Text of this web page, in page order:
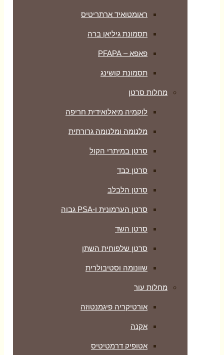
ראומטואיד ארתריטיס
תסמונת גיליאן ברה
פאפא – PFAPA
תסמונת קושינג
מחלות סרטן
לוקמיה מיאלואידית חריפה
מלנומה ומלנומה גרורתית
סרטן במיתרי הקול
סרטן כבד
סרטן הלבלב
סרטן הערמונית ו-PSA גבוה
סרטן השד
סרטן שלפוחית השתן
שוונומה וסטיבולרית
מחלות עור
אורטיקריה פיגמנטוזה
אקנה
אטופיק דרמטיטיס